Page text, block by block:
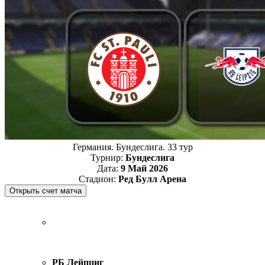
Германия. Бундеслига. 33 тур
Турнир: Бундеслига
Дата: 9 Май 2026
Стадион: Ред Булл Арена
РБ Лейпциг